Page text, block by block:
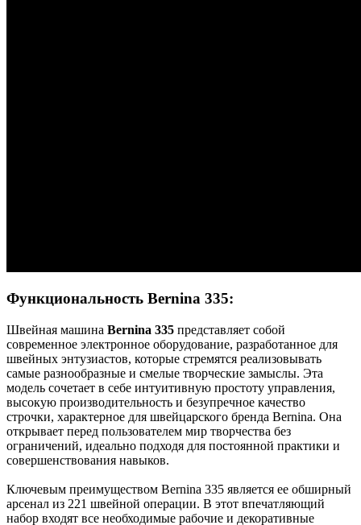
Функциональность Bernina 335:
Швейная машина Bernina 335 представляет собой
современное электронное оборудование, разработанное для
швейных энтузиастов, которые стремятся реализовывать
самые разнообразные и смелые творческие замыслы. Эта
модель сочетает в себе интуитивную простоту управления,
высокую производительность и безупречное качество
строчки, характерное для швейцарского бренда Bernina. Она
открывает перед пользователем мир творчества без
ограничений, идеально подходя для постоянной практики и
совершенствования навыков.
Ключевым преимуществом Bernina 335 является ее обширный
арсенал из 221 швейной операции. В этот впечатляющий
набор входят все необходимые рабочие и декоративные